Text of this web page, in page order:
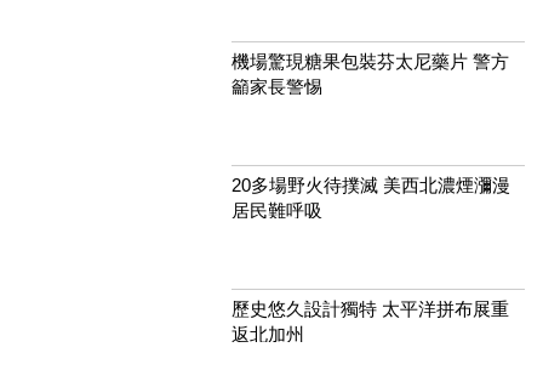
機場驚現糖果包裝芬太尼藥片 警方
籲家長警惕
20多場野火待撲滅 美西北濃煙瀰漫
居民難呼吸
歷史悠久設計獨特 太平洋拼布展重
返北加州